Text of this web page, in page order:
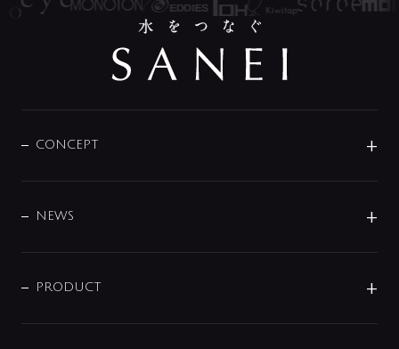
CONCEPT
DESIGN
NEWS
商品に関して
PRODUCT